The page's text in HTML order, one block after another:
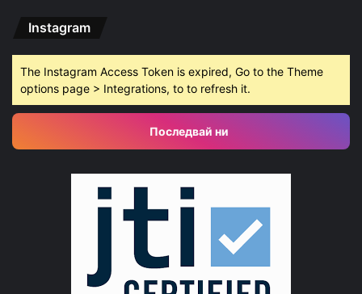
Instagram
The Instagram Access Token is expired, Go to the Theme
options page > Integrations, to to refresh it.
Последвай ни